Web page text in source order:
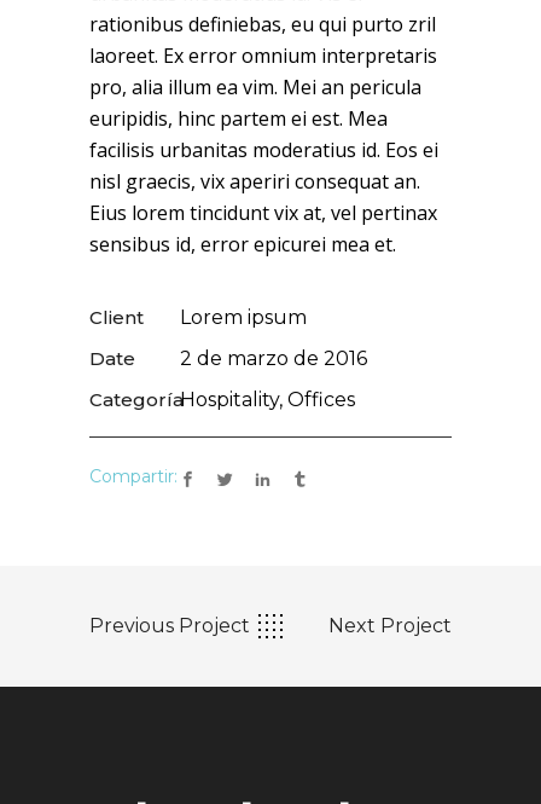
rationibus definiebas, eu qui purto zril
laoreet. Ex error omnium interpretaris
pro, alia illum ea vim. Mei an pericula
euripidis, hinc partem ei est. Mea
facilisis urbanitas moderatius id. Eos ei
nisl graecis, vix aperiri consequat an.
Eius lorem tincidunt vix at, vel pertinax
sensibus id, error epicurei mea et.
Client
Lorem ipsum
Date
2 de marzo de 2016
CategoríaHospitality, Offices
Compartir:
Previous Project Next Project